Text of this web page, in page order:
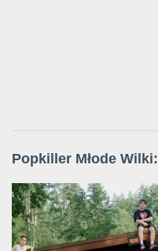
Popkiller Młode Wilki: